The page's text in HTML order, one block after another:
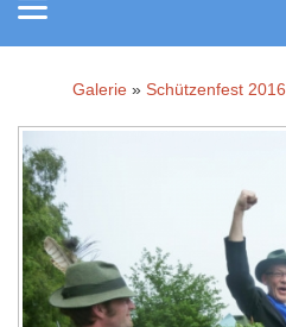
Galerie » Schützenfest 2016